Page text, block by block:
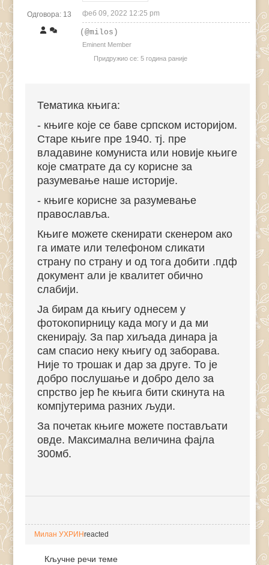
Одговора: 13 феб 09, 2022 12:25 pm
(@milos)
Eminent Member
Придружио се: 5 година раније
Тематика књига:
- књиге које се баве српском историјом.
Старе књиге пре 1940. тј. пре
владавине комуниста или новије књиге
које сматрате да су корисне за
разумевање наше историје.
- књиге корисне за разумевање
православља.
Књиге можете скенирати скенером ако
га имате или телефоном сликати
страну по страну и од тога добити .пдф
документ али је квалитет обично
слабији.
Ја бирам да књигу однесем у
фотокопирницу када могу и да ми
скенирају. За пар хиљада динара ја
сам спасио неку књигу од заборава.
Није то трошак и дар за друге. То је
добро послушање и добро дело за
спрство јер ће књига бити скинута на
компјутерима разних људи.
За почетак књиге можете постављати
овде. Максимална величина фајла
300мб.
Милан УХРИНreacted
Кључне речи теме